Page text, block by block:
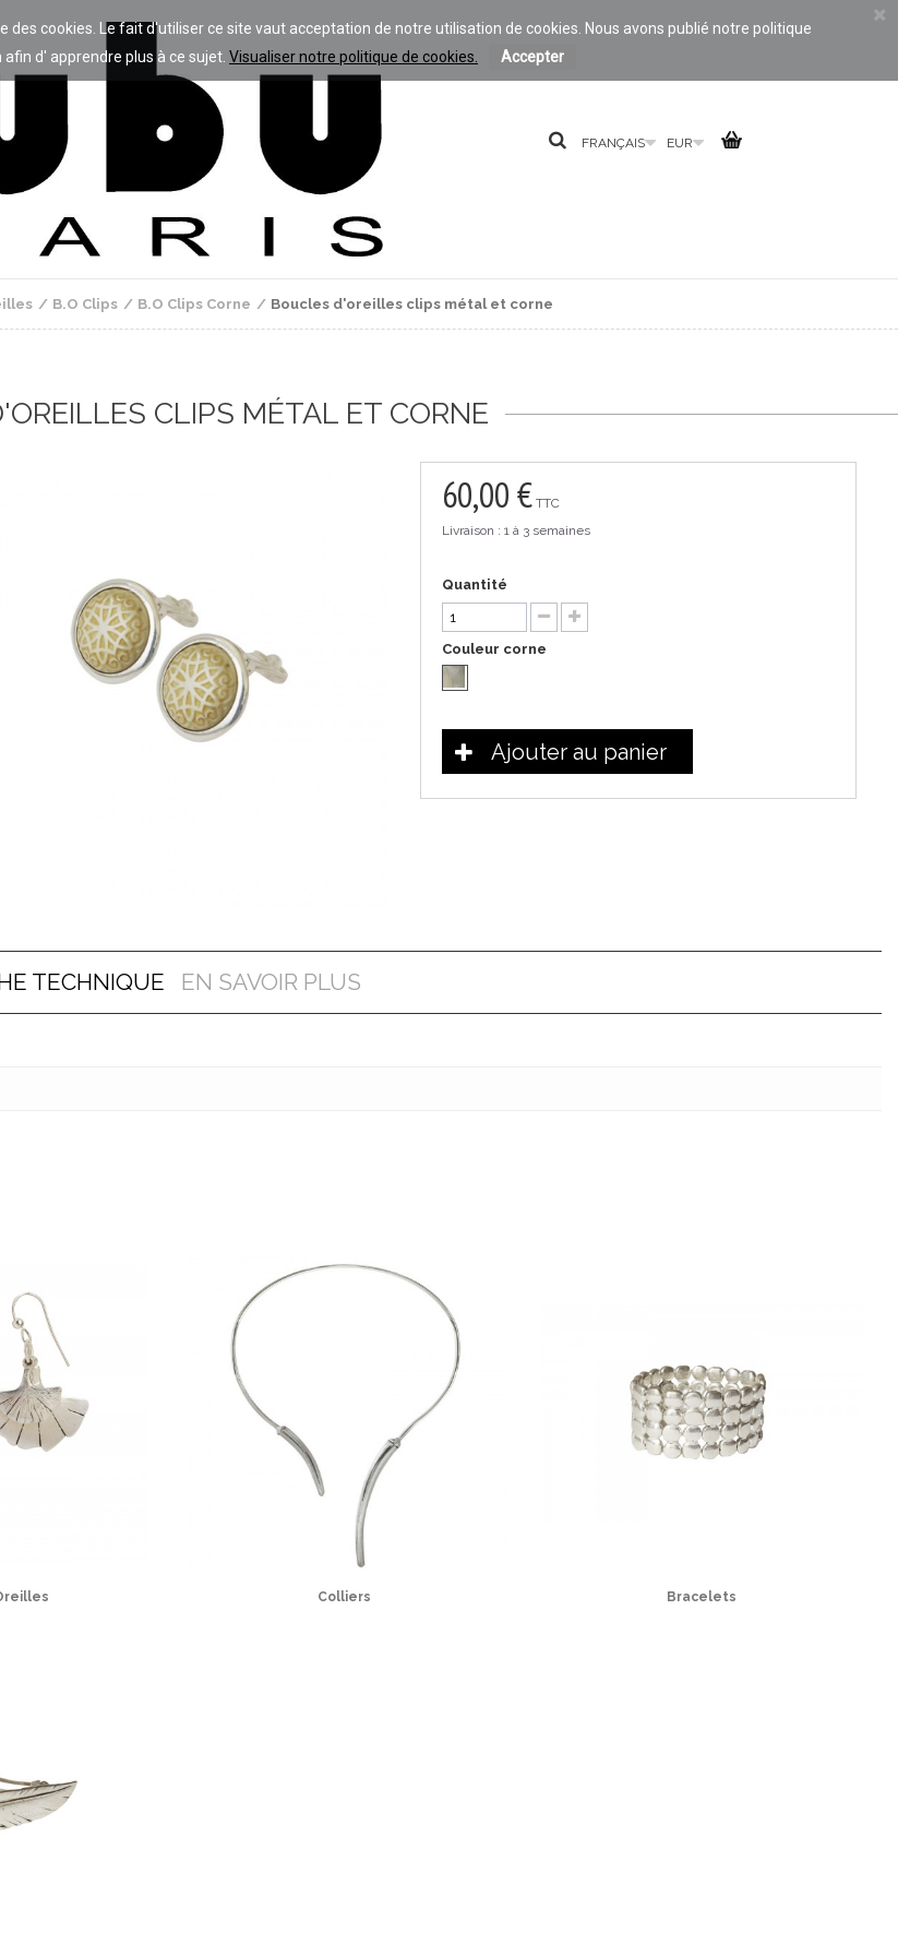
FRANÇAIS EUR
B.O Clips B.O Clips Corne Boucles d'oreilles clips métal et corne
CLIPS MÉTAL ET CORNE
60,00 €TTC
Livraison : 1 à 3 semaines
Quantité
Couleur corne
Ajouter au panier
TECHNIQUE EN SAVOIR PLUS
Colliers Bracelets
cookies. Le fait d'utiliser ce site vaut acceptation de notre utilisation de cookies. Nous avons publié notre politique
d' apprendre plus à ce sujet. Visualiser notre politique de cookies. Accepter